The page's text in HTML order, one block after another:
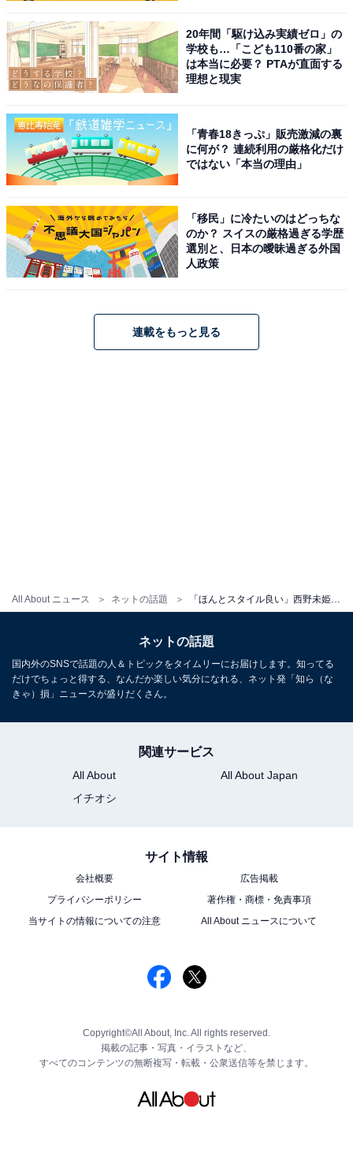
All About ニュース ネットの話題
20年間「駆け込み実績ゼロ」の
学校も…「こども110番の家」
は本当に必要？ PTAが直面する
理想と現実
「青春18きっぷ」販売激減の裏
に何が？ 連続利用の厳格化だけ
ではない「本当の理由」
「移民」に冷たいのはどっちな
のか？ スイスの厳格過ぎる学歴
選別と、日本の曖昧過ぎる外国
人政策
連載をもっと見る
ネットの話題
国内外のSNSで話題の人＆トピックをタイムリーにお届けします。知ってる
だけでちょっと得する、なんだか楽しい気分になれる、ネット発「知ら（な
きゃ）損」ニュースが盛りだくさん。
関連サービス
All About
All About Japan
イチオシ
サイト情報
会社概要
広告掲載
プライバシーポリシー
著作権・商標・免責事項
当サイトの情報についての注意
All About ニュースについて
Copyright©All About, Inc. All rights reserved.
掲載の記事・写真・イラストなど、
すべてのコンテンツの無断複写・転載・公衆送信等を禁じます。